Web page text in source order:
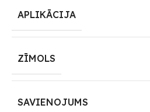
APLIKĀCIJA
ZĪMOLS
SAVIENOJUMS